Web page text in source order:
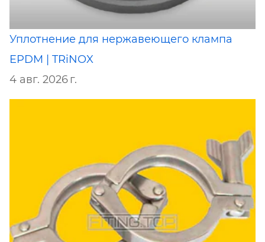
Уплотнение для нержавеющего клампа
EPDM | TRiNOX
4 авг. 2026 г.